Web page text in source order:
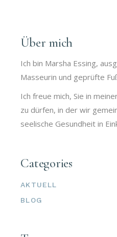
Über mich
Ich bin Marsha Essing,
Masseurin und geprüfte
Ich freue mich, Sie in
zu dürfen, in der wir
seelische Gesundheit in
Categories
AKTUELL
BLOG